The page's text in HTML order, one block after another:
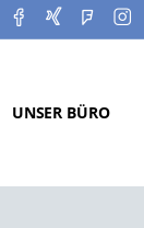
UNSER BÜRO